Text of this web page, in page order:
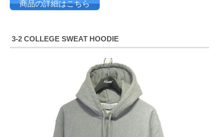
商品の詳細はこちら
3-2 COLLEGE SWEAT HOODIE